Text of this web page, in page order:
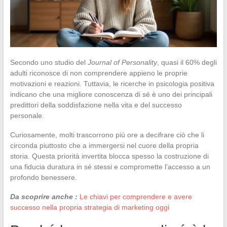
Secondo uno studio del Journal of Personality, quasi il 60% degli
adulti riconosce di non comprendere appieno le proprie
motivazioni e reazioni. Tuttavia, le ricerche in psicologia positiva
indicano che una migliore conoscenza di sé è uno dei principali
predittori della soddisfazione nella vita e del successo
personale.
Curiosamente, molti trascorrono più ore a decifrare ciò che li
circonda piuttosto che a immergersi nel cuore della propria
storia. Questa priorità invertita blocca spesso la costruzione di
una fiducia duratura in sé stessi e compromette l’accesso a un
profondo benessere.
Da scoprire anche : Le chiavi per comprendere e avere
successo nella propria strategia di marketing oggi